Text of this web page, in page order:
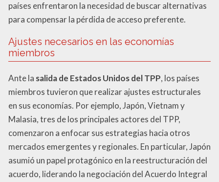
países enfrentaron la necesidad de buscar alternativas
para compensar la pérdida de acceso preferente.
Ajustes necesarios en las economías
miembros
Ante la salida de Estados Unidos del TPP, los países
miembros tuvieron que realizar ajustes estructurales
en sus economías. Por ejemplo, Japón, Vietnam y
Malasia, tres de los principales actores del TPP,
comenzaron a enfocar sus estrategias hacia otros
mercados emergentes y regionales. En particular, Japón
asumió un papel protagónico en la reestructuración del
acuerdo, liderando la negociación del Acuerdo Integral